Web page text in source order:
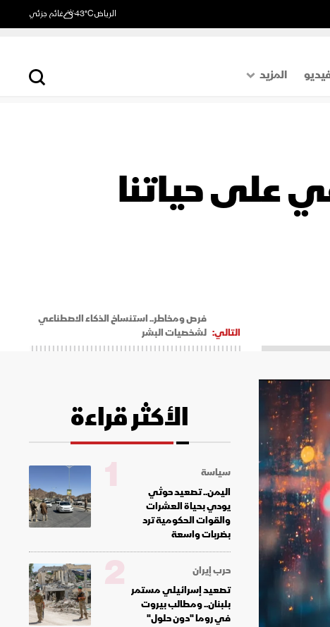
الرياض43°C غائم جزئي
المزيد
رياضة
على حياتنا
التالي:
فرص ومخاطر.. استنساخ الذكاء الاصطناعي
لشخصيات البشر
الأكثر قراءة
سياسة
اليمن.. تصعيد حوثي
يودي بحياة العشرات
والقوات الحكومية ترد
بضربات واسعة
1
حرب إيران
تصعيد إسرائيلي مستمر
بلبنان.. ومطالب بيروت
في روما "دون حلول"
2